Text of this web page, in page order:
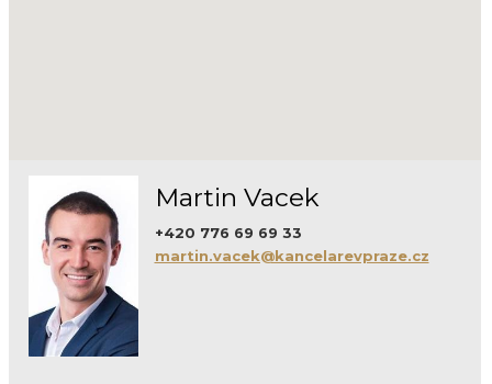
Martin Vacek
+420 776 69 69 33
martin.vacek@kancelarevpraze.cz